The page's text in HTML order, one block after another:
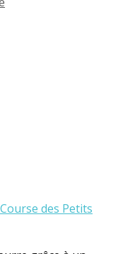
Course des Petits